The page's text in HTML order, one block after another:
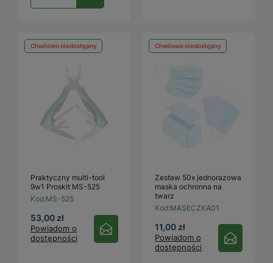
Chwilowo niedostępny
Praktyczny multi-tool
9w1 Proskit MS-525
Kod:MS-525
53,00 zł
Powiadom o
dostępności
Chwilowo niedostępny
Zestaw 50x jednorazowa
maska ochronna na
twarz
Kod:MASECZKA01
11,00 zł
Powiadom o
dostępności